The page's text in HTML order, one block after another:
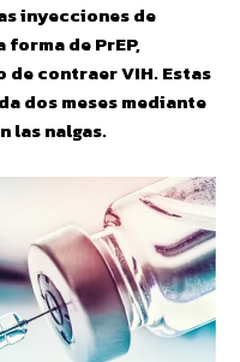
inyecciones de
de PrEP,
de contraer VIH. Estas
dos meses mediante
las nalgas.